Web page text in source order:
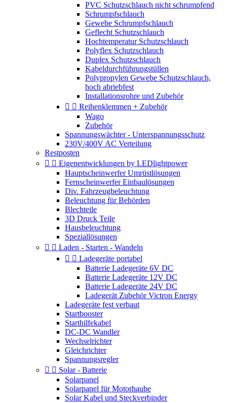
PVC Schutzschlauch nicht schrumpfend
Schrumpfschlauch
Gewebe Schrumpfschlauch
Geflecht Schutzschlauch
Hochtemperatur Schutzschlauch
Polyflex Schutzschlauch
Duplex Schutzschlauch
Kabeldurchführungstüllen
Polypropylen Gewebe Schutzschlauch,
hoch abriebfest
Installationsrohre und Zubehör
  Reihenklemmen + Zubehör
Wago
Zubehör
Spannungswächter - Unterspannungsschutz
230V/400V AC Verteilung
Restposten
  Eigenentwicklungen by LEDlightpower
Hauptscheinwerfer Umrüstlösungen
Fernscheinwerfer Einbaulösungen
Div. Fahrzeugbeleuchtung
Beleuchtung für Behörden
Blechteile
3D Druck Teile
Hausbeleuchtung
Speziallösungen
  Laden - Starten - Wandeln
  Ladegeräte portabel
Batterie Ladegeräte 6V DC
Batterie Ladegeräte 12V DC
Batterie Ladegeräte 24V DC
Ladegerät Zubehör Victron Energy
Ladegeräte fest verbaut
Startbooster
Starthilfekabel
DC-DC Wandler
Wechselrichter
Gleichrichter
Spannungsregler
  Solar - Batterie
Solarpanel
Solarpanel für Motorhaube
Solar Kabel und Steckverbinder